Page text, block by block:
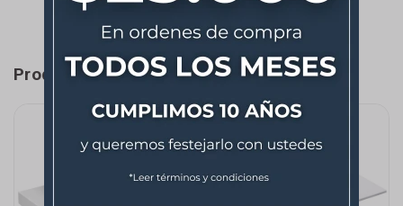
Productos que te pueden interesar